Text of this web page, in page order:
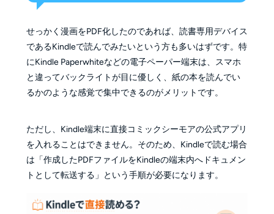
せっかく漫画をPDF化したのであれば、読書専用デバイス
であるKindleで読んでみたいという方も多いはずです。特
にKindle Paperwhiteなどの電子ペーパー端末は、スマホ
と違ってバックライトが目に優しく、紙の本を読んでい
るかのような感覚で集中できるのがメリットです。
ただし、Kindle端末に直接コミックシーモアの公式アプリ
を入れることはできません。そのため、Kindleで読む場合
は「作成したPDFファイルをKindleの端末内へドキュメン
トとして転送する」という手順が必要になります。